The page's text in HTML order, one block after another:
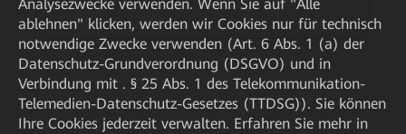
Analysezwecke verwenden. Wenn Sie auf "Alle
ablehnen" klicken, werden wir Cookies nur für technisch
notwendige Zwecke verwenden (Art. 6 Abs. 1 (a) der
Datenschutz-Grundverordnung (DSGVO) und in
Verbindung mit . § 25 Abs. 1 des Telekommunikation-
Telemedien-Datenschutz-Gesetzes (TTDSG)). Sie können
Ihre Cookies jederzeit verwalten. Erfahren Sie mehr in